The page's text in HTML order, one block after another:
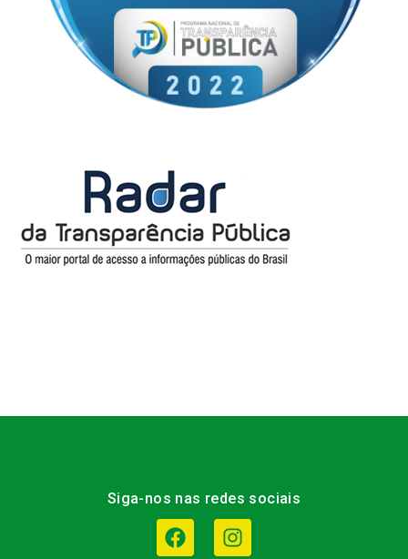
Siga-nos nas redes sociais